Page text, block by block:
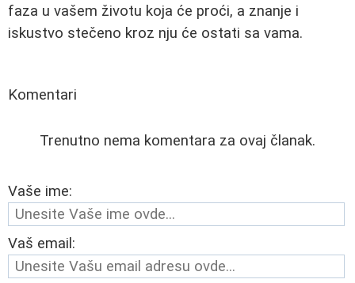
faza u vašem životu koja će proći, a znanje i
iskustvo stečeno kroz nju će ostati sa vama.
Komentari
Trenutno nema komentara za ovaj članak.
Vaše ime:
Vaš email: